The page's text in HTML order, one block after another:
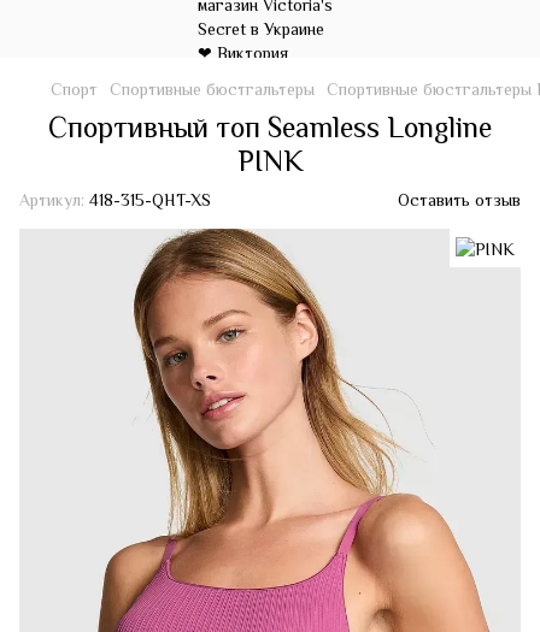
Спорт Спортивные бюстгальтеры Спортивные бюстгальтеры
Спортивный топ Seamless Longline
PINK
Артикул: 418-315-QHT-XS Оставить отзыв